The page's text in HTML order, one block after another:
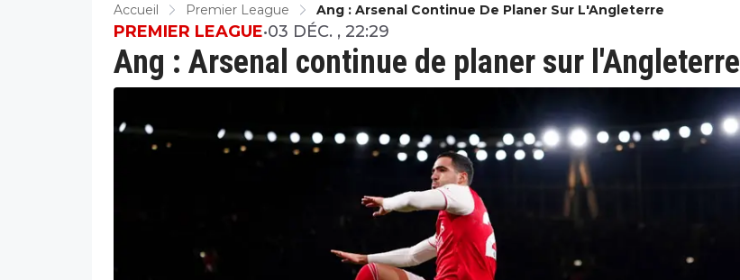
Accueil Premier League Ang : Arsenal Continue De Planer Sur L'Angleterre
Ang : Arsenal continue de planer sur l'Angleterre
PREMIER LEAGUE•03 DÉC. , 22:29